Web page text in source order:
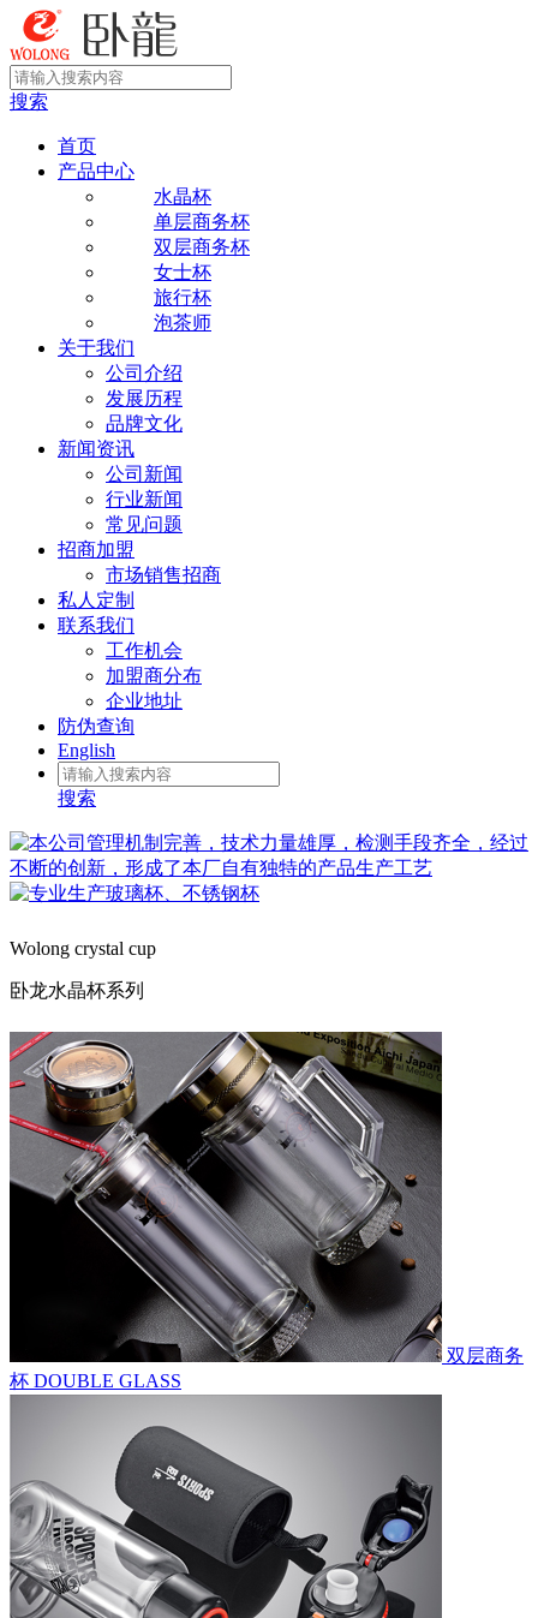
搜索
首页
产品中心
水晶杯
单层商务杯
双层商务杯
女士杯
旅行杯
泡茶师
关于我们
公司介绍
发展历程
品牌文化
新闻资讯
公司新闻
行业新闻
常见问题
招商加盟
市场销售招商
私人定制
联系我们
工作机会
加盟商分布
企业地址
防伪查询
English
搜索
Wolong crystal cup
卧龙水晶杯系列
双层商务
杯 DOUBLE GLASS